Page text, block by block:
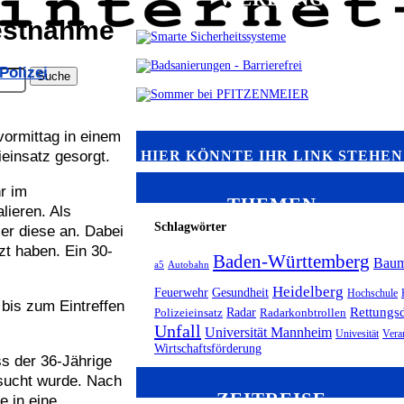
Polizei
in einem
gesorgt.
im
Als
diese an. Dabei
haben. Ein 30-
zum Eintreffen
der 36-Jährige
wurde. Nach
HIER KÖNNTE IHR LINK STEHEN
THEMEN
Schlagwörter
a5 Autobahn Baden-Württemberg
Feuerwehr Gesundheit Heidelberg Hochschule
Polizeieinsatz Radar Radarkonbtrollen
Unfall Universität Mannheim Univesität
Wirtschaftsförderung